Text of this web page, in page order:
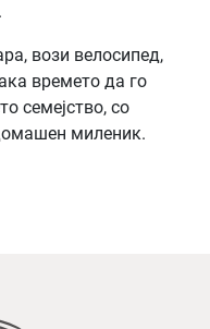
вози велосипед,
времето да го
семејство, со
миленик.